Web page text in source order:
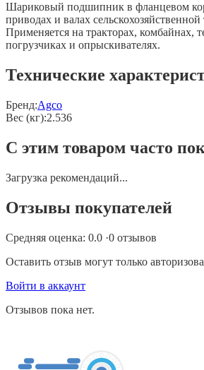
Шариковый подшипник в фланцевом
приводах и валах
Применяется на тракторах, комбайнах,
погрузчиках и опрыскивателях.
Технические
Бренд:Agco
Вес (кг):2.536
С этим товаром часто
Загрузка рекомендаций...
Отзывы покупателей
Средняя оценка: 0.0 ·0 отзывов
Оставить отзыв могут только
Войти в аккаунт
Отзывов пока нет.